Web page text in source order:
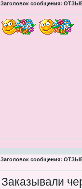
Заголовок сообщения:
Заголовок сообщения:
Заказывали